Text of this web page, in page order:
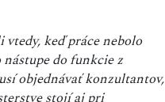
keď práce nebolo
do funkcie z
objednávať konzultantov,